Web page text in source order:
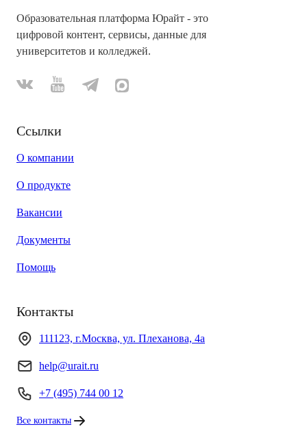
Образовательная платформа Юрайт - это
цифровой контент, сервисы, данные для
университетов и колледжей.
Ссылки
О компании
О продукте
Вакансии
Документы
Помощь
Контакты
111123, г.Москва, ул. Плеханова, 4а
help@urait.ru
+7 (495) 744 00 12
Все контакты